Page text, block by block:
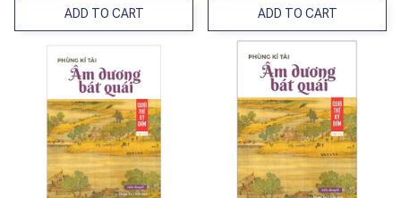
ADD TO CART ADD TO CART